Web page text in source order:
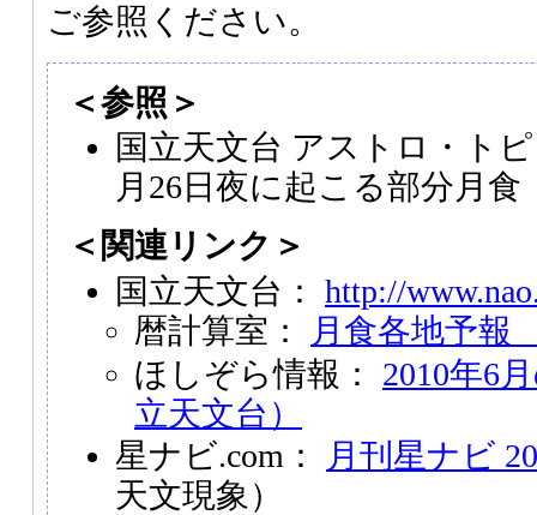
ご参照ください。
＜参照＞
国立天文台 アストロ・ト
月26日夜に起こる部分月食
＜関連リンク＞
国立天文台： http://
暦計算室：
月食各地予報
ほしぞら情報： 2010年6
立天文台）
星ナビ.com：
月刊星ナビ
天文現象）